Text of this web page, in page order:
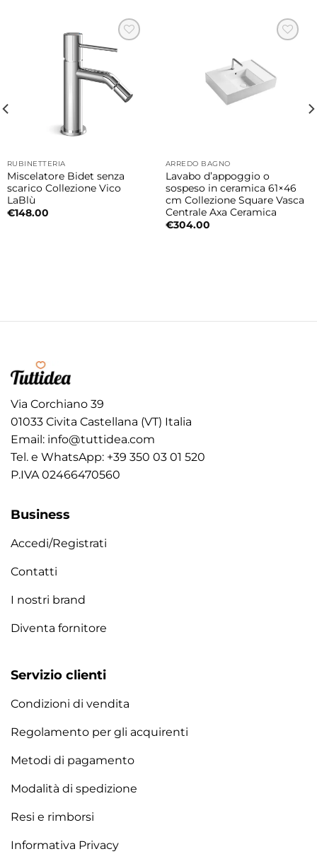
RUBINETTERIA
Miscelatore Bidet senza
scarico Collezione Vico
LaBlù
€148.00
ARREDO BAGNO
Lavabo d’appoggio o
sospeso in ceramica 61×46
cm Collezione Square Vasca
Centrale Axa Ceramica
€304.00
Via Corchiano 39
01033 Civita Castellana (VT) Italia
Email: info@tuttidea.com
Tel. e WhatsApp: +39 350 03 01 520
P.IVA 02466470560
Business
Accedi/Registrati
Contatti
I nostri brand
Diventa fornitore
Servizio clienti
Condizioni di vendita
Regolamento per gli acquirenti
Metodi di pagamento
Modalità di spedizione
Resi e rimborsi
Informativa Privacy